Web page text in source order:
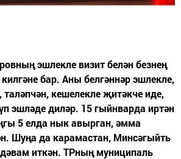
эшлекле визит белән безнең
бар. Аны белгәннәр эшлекле,
кешелекле җитәкче иде,
эшләде диләр. 15 гыйнварда иртән
5 елда нык авырган, әмма
Шуңа да карамастан, Минсәгыйть
иткән. ТРның муниципаль